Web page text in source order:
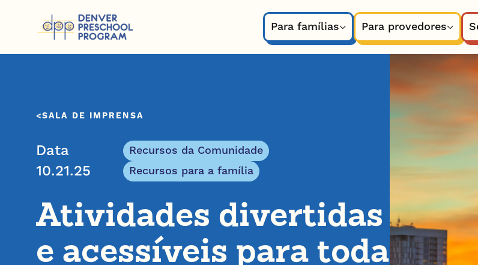
Para famílias
Para provedores
SALA DE IMPRENSA
Data
10.21.25
Recursos da Comunidade
Recursos para a família
Atividades divertidas
e acessíveis para toda